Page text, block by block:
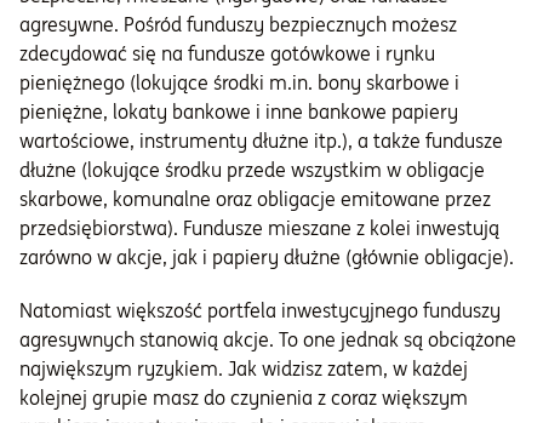
agresywne. Pośród funduszy bezpiecznych możesz
zdecydować się na fundusze gotówkowe i rynku
pieniężnego (lokujące środki m.in. bony skarbowe i
pieniężne, lokaty bankowe i inne bankowe papiery
wartościowe, instrumenty dłużne itp.), a także fundusze
dłużne (lokujące środku przede wszystkim w obligacje
skarbowe, komunalne oraz obligacje emitowane przez
przedsiębiorstwa). Fundusze mieszane z kolei inwestują
zarówno w akcje, jak i papiery dłużne (głównie obligacje).
Natomiast większość portfela inwestycyjnego funduszy
agresywnych stanowią akcje. To one jednak są obciążone
największym ryzykiem. Jak widzisz zatem, w każdej
kolejnej grupie masz do czynienia z coraz większym